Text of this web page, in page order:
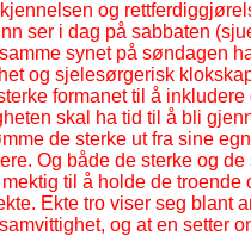
og
ser i dag på sabbaten
synet på søndagen
og sjelesørgerisk
formanet til å
skal ha tid til å bli
de sterke ut fra sine
Og både de sterke og
til å holde de
Ekte tro viser seg blant
og at en setter